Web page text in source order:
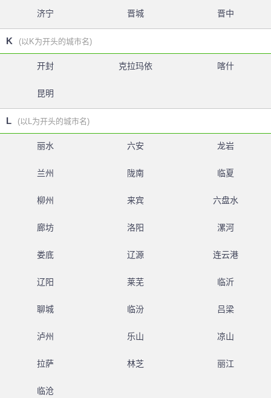
济宁 晋城 晋中
K (以K为开头的城市名)
开封 克拉玛依 喀什
昆明
L (以L为开头的城市名)
丽水 六安 龙岩
兰州 陇南 临夏
柳州 来宾 六盘水
廊坊 洛阳 漯河
娄底 辽源 连云港
辽阳 莱芜 临沂
聊城 临汾 吕梁
泸州 乐山 凉山
拉萨 林芝 丽江
临沧